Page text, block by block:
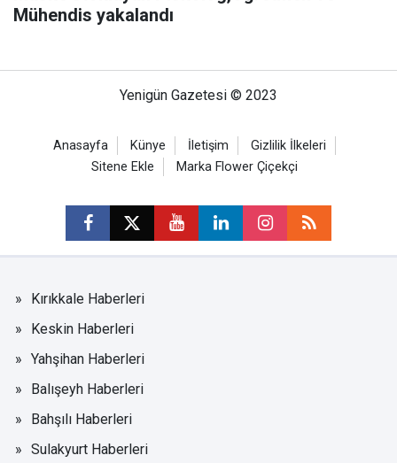
Mühendis yakalandı
Yenigün Gazetesi © 2023
Anasayfa Künye İletişim
Gizlilik İlkeleri
Sitene Ekle
Marka Flower Çiçekçi
Kırıkkale Haberleri
Keskin Haberleri
Yahşihan Haberleri
Balışeyh Haberleri
Bahşılı Haberleri
Sulakyurt Haberleri